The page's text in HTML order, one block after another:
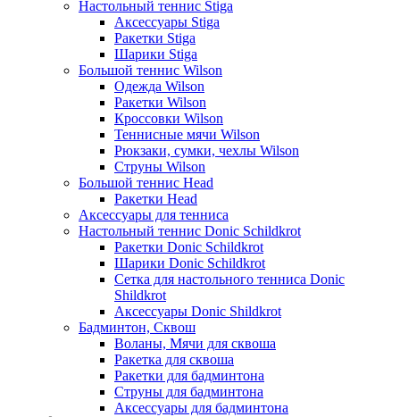
Настольный теннис Stiga
Аксессуары Stiga
Ракетки Stiga
Шарики Stiga
Большой теннис Wilson
Одежда Wilson
Ракетки Wilson
Кроссовки Wilson
Теннисные мячи Wilson
Рюкзаки, сумки, чехлы Wilson
Струны Wilson
Большой теннис Head
Ракетки Head
Аксессуары для тенниса
Настольный теннис Donic Schildkrot
Ракетки Donic Schildkrot
Шарики Donic Schildkrot
Сетка для настольного тенниса Donic
Shildkrot
Аксессуары Donic Shildkrot
Бадминтон, Сквош
Воланы, Мячи для сквоша
Ракетка для сквоша
Ракетки для бадминтона
Струны для бадминтона
Аксессуары для бадминтона